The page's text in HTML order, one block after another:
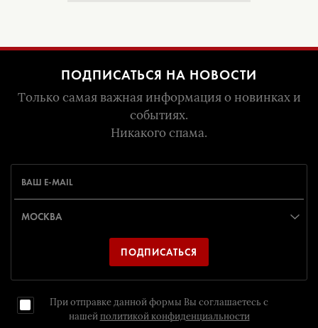
ПОДПИСАТЬСЯ НА НОВОСТИ
Только самая важная информация о новинках и
событиях.
Никакого спама.
ПОДПИСАТЬСЯ
При отправке данной формы Вы соглашаетесь с
нашей политикой конфиденциальности